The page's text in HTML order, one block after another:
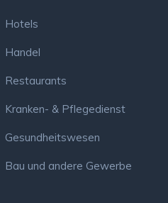
Hotels
Handel
Restaurants
Kranken- & Pflegedienst
Gesundheitswesen
Bau und andere Gewerbe